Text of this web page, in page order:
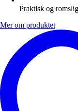
Praktisk og
Mer om produktet